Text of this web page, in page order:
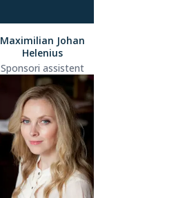
Maximilian Johan
Helenius
Sponsori assistent